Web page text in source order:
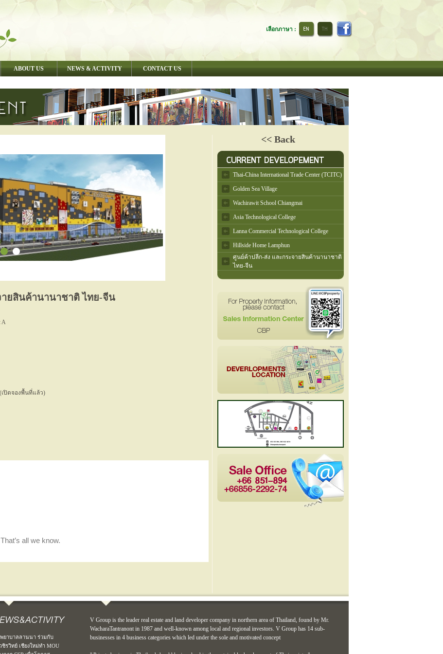
เลือกภาษา :
ABOUT US NEWS & ACTIVITY CONTACT US
ยสินค้านานาชาติ ไทย-จีน
A
ปิดจองพื้นที่แล้ว)
<< Back
Thai-China International Trade Center (TCITC)
Golden Sea Village
Wachirawit School Chiangmai
Asia Technological College
Lanna Commercial Technological College
Hillside Home Lamphun
ศูนย์ค้าปลีก-ส่ง และกระจายสินค้านานาชาติ
ไทย-จีน
พยาบาลลานนา ร่วมกับ
ชิรวิทย์ เชียงใหม่ทำ MOU
V Group is the leader real estate and land developer company in northern area of Thailand, found by Mr.
WacharaTantranont in 1987 and well-known among local and regional investors. V Group has 14 sub-
businesses in 4 business categories which led under the sole and motivated concept